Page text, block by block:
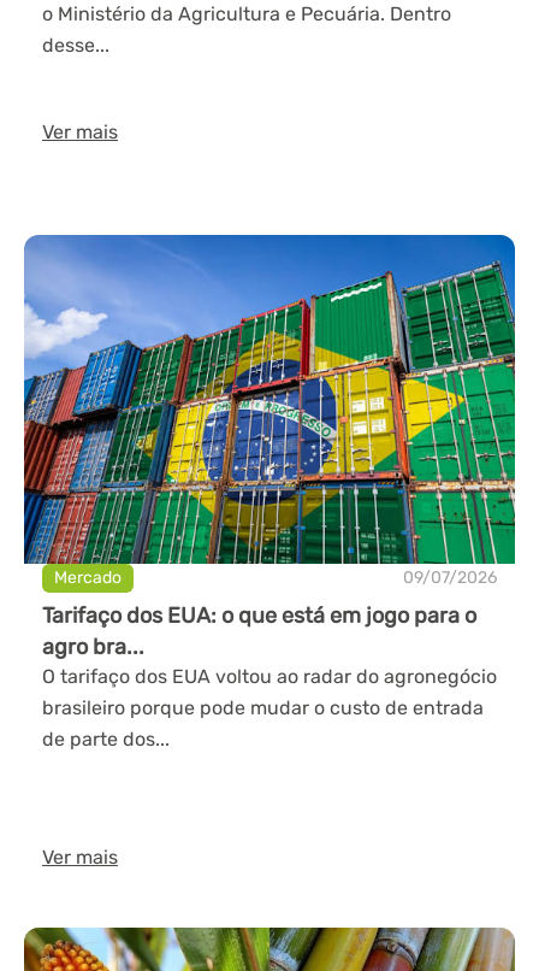
o Ministério da Agricultura e Pecuária. Dentro
desse...
Ver mais
Mercado 09/07/2026
Tarifaço dos EUA: o que está em jogo para o
agro bra...
O tarifaço dos EUA voltou ao radar do agronegócio
brasileiro porque pode mudar o custo de entrada
de parte dos...
Ver mais